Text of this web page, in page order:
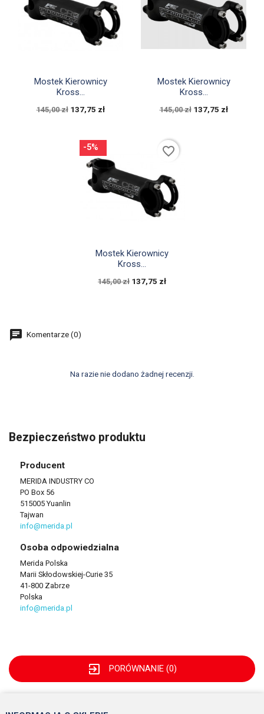
Szybki podgląd
Mostek Kierownicy
Kross...
145,00 zł 137,75 zł
Szybki podgląd
Mostek Kierownicy
Kross...
145,00 zł 137,75 zł
Szybki podgląd
Mostek Kierownicy
Kross...
145,00 zł 137,75 zł
-5% favorite_border
Komentarze (0)
Na razie nie dodano żadnej recenzji.
Bezpieczeństwo produktu
Producent
MERIDA INDUSTRY CO
PO Box 56
515005 Yuanlin
Tajwan
info@merida.pl
Osoba odpowiedzialna
Merida Polska
Marii Skłodowskiej-Curie 35
41-800 Zabrze
Polska
info@merida.pl
exit_to_app PORÓWNANIE (0)